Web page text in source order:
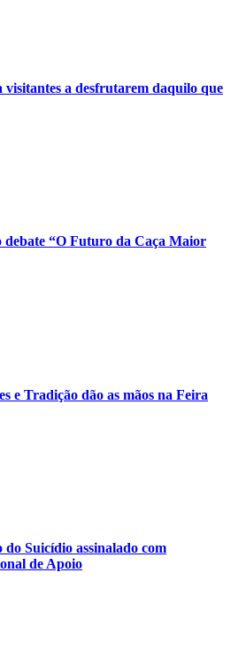
visitantes a desfrutarem daquilo que
“O Futuro da Caça Maior
e Tradição dão as mãos na Feira
Suicídio assinalado com
de Apoio